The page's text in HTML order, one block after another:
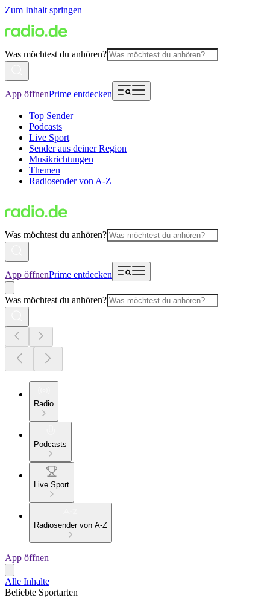
Zum Inhalt springen
Was möchtest du anhören?
App öffnenPrime entdecken
Top Sender
Podcasts
Live Sport
Sender aus deiner Region
Musikrichtungen
Themen
Radiosender von A-Z
Was möchtest du anhören?
App öffnenPrime entdecken
Was möchtest du anhören?
Radio
Podcasts
Live Sport
Radiosender von A-Z
App öffnen
Alle Inhalte
Beliebte Sportarten